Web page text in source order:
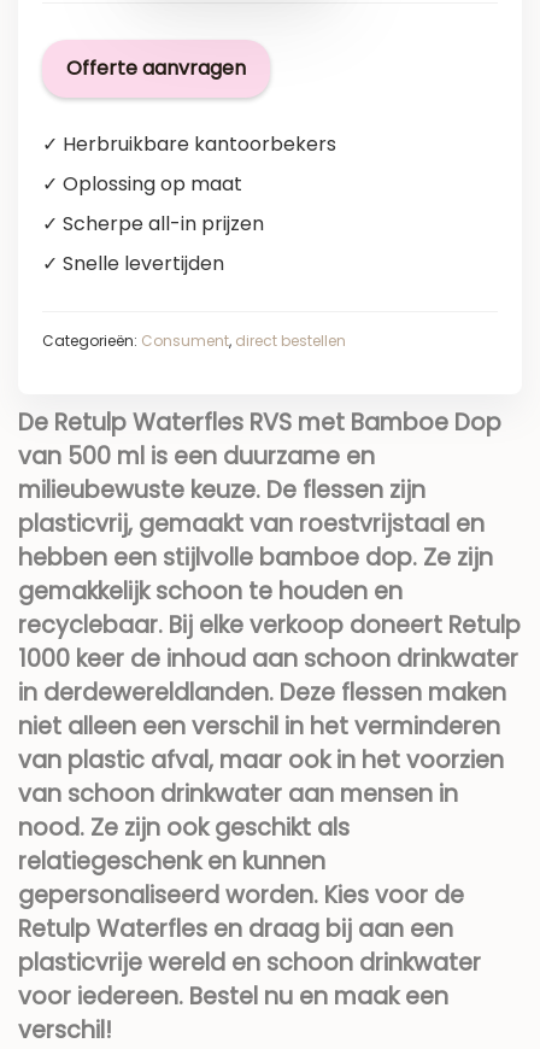
Offerte aanvragen
✓ Herbruikbare kantoorbekers
✓ Oplossing op maat
✓ Scherpe all-in prijzen
✓ Snelle levertijden
Categorieën: Consument, direct bestellen
De Retulp Waterfles RVS met Bamboe Dop
van 500 ml is een duurzame en
milieubewuste keuze. De flessen zijn
plasticvrij, gemaakt van roestvrijstaal en
hebben een stijlvolle bamboe dop. Ze zijn
gemakkelijk schoon te houden en
recyclebaar. Bij elke verkoop doneert Retulp
1000 keer de inhoud aan schoon drinkwater
in derdewereldlanden. Deze flessen maken
niet alleen een verschil in het verminderen
van plastic afval, maar ook in het voorzien
van schoon drinkwater aan mensen in
nood. Ze zijn ook geschikt als
relatiegeschenk en kunnen
gepersonaliseerd worden. Kies voor de
Retulp Waterfles en draag bij aan een
plasticvrije wereld en schoon drinkwater
voor iedereen. Bestel nu en maak een
verschil!